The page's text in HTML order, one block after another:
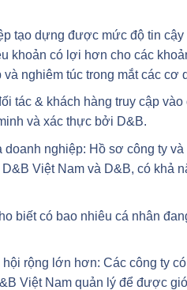
tạo dựng được mức độ tin
khoản có lợi hơn cho các
nghiêm túc trong mắt các cơ
tác & khách hàng truy cập
và xác thực bởi D&B.
doanh nghiệp: Hồ sơ công ty
Việt Nam và D&B, có khả
biết có bao nhiêu cá nhân
rộng lớn hơn: Các công ty
Việt Nam quản lý để được